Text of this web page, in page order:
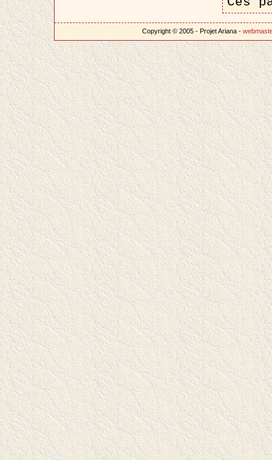
Copyright © 2005 - Projet Ariana -